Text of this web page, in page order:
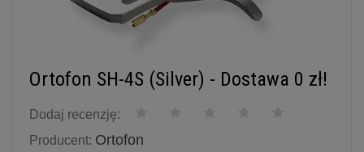
Ortofon SH-4S (Silver) - Dostawa 0 zł!
Dodaj recenzję:
Producent: Ortofon